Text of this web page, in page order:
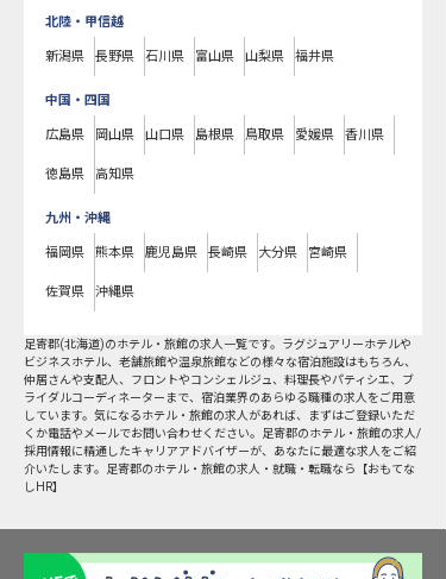
北陸・甲信越
新潟県 長野県 石川県 富山県 山梨県 福井県
中国・四国
広島県 岡山県 山口県 島根県 鳥取県 愛媛県 香川県
徳島県 高知県
九州・沖縄
福岡県 熊本県 鹿児島県 長崎県 大分県 宮崎県
佐賀県 沖縄県
足寄郡(北海道)のホテル・旅館の求人一覧です。ラグジュアリーホテルや
ビジネスホテル、老舗旅館や温泉旅館などの様々な宿泊施設はもちろん、
仲居さんや支配人、フロントやコンシェルジュ、料理長やパティシエ、ブ
ライダルコーディネーターまで、宿泊業界のあらゆる職種の求人をご用意
しています。気になるホテル・旅館の求人があれば、まずはご登録いただ
くか電話やメールでお問い合わせください。足寄郡のホテル・旅館の求人/
採用情報に精通したキャリアアドバイザーが、あなたに最適な求人をご紹
介いたします。足寄郡のホテル・旅館の求人・就職・転職なら【おもてな
しHR】